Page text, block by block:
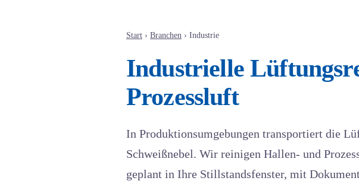
Start › Branchen › Industrie
Industrielle
Prozessluft
In Produktionsumgebungen transportiert die
Schweißnebel. Wir reinigen Hallen- und
geplant in Ihre Stillstandsfenster, mit